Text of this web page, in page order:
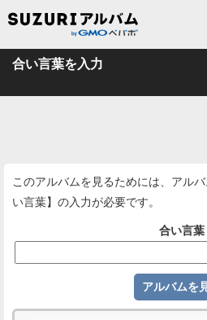
合い言葉を入力
このアルバムを見るためには、アル
い言葉】の入力が必要です。
合い言葉